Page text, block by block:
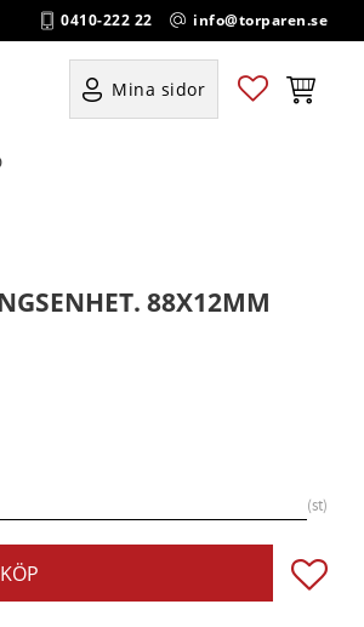
0410-222 22 info@torparen.se
Mina sidor Favoriter
88X12MM
st
KÖP Lägg